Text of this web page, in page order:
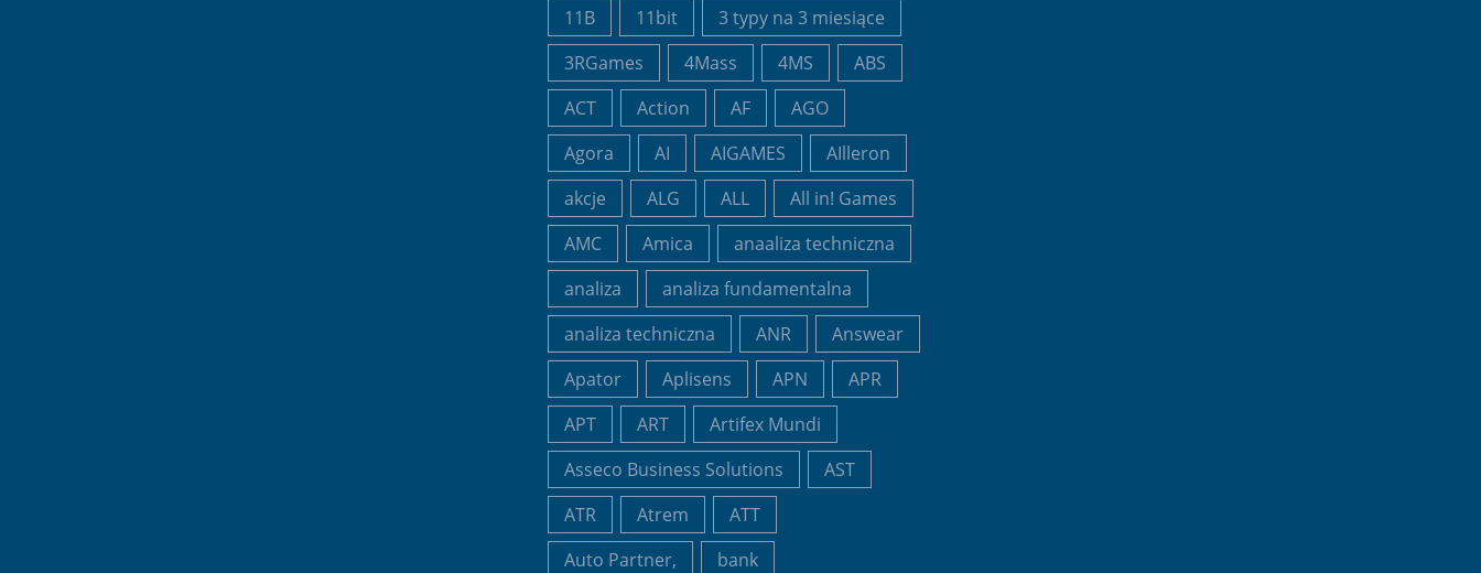
11B
11bit
3 typy na 3 miesiące
3RGames
4Mass 4MS
ABS
ACT
Action AF
AGO
Agora
AI AIGAMES
AIlleron
akcje
ALG ALL
All in! Games
AMC
Amica
anaaliza techniczna
analiza
analiza fundamentalna
analiza techniczna
ANR
Answear
Apator
Aplisens APN
APR
APT
ART
Artifex Mundi
Asseco Business Solutions
AST
ATR
Atrem
ATT
Auto Partner,
bank